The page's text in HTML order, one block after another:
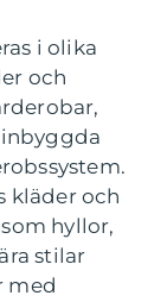
i olika
och
kläder och
hyllor,
stilar
med